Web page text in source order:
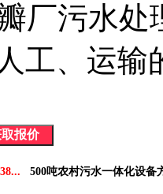
厂污水
工、运输
500吨农村污水一体化设备